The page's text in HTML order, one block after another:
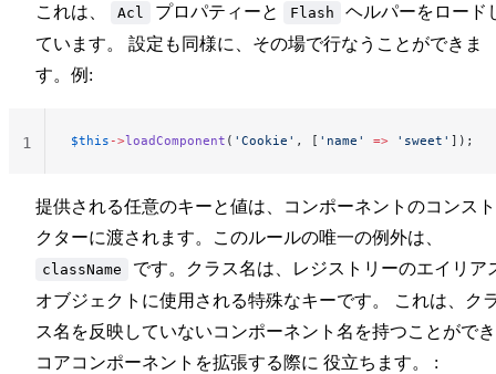
これは、 Acl プロパティーと Flash
ヘルパーをロード
ています。 設定も同様に、その場で行なうことができま
す。例:
$this ->loadComponent ( 'Cookie' , [ 'name' => 'sweet' ]);
1
提供される任意のキーと値は、コンポーネントのコンス
クターに渡されます。このルールの唯一の例外は、
className
です。クラス名は、レジストリーのエイリア
オブジェクトに使用される特殊なキーです。 これは、ク
ス名を反映していないコンポーネント名を持つことがで
コアコンポーネントを拡張する際に 役立ちます。 :